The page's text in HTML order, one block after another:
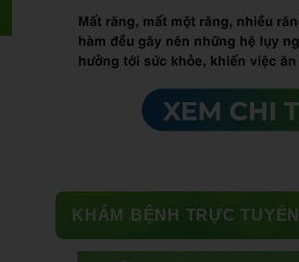
KHÁM BỆNH TRỰC TUYẾN